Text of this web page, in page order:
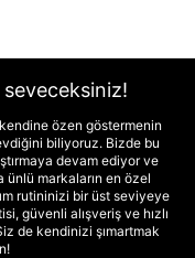
seveceksiniz!
özen göstermenin
biliyoruz. Bizde bu
devam ediyor ve
markaların en özel
rutininizi bir üst seviyeye
güvenli alışveriş ve hızlı
de kendinizi şımartmak